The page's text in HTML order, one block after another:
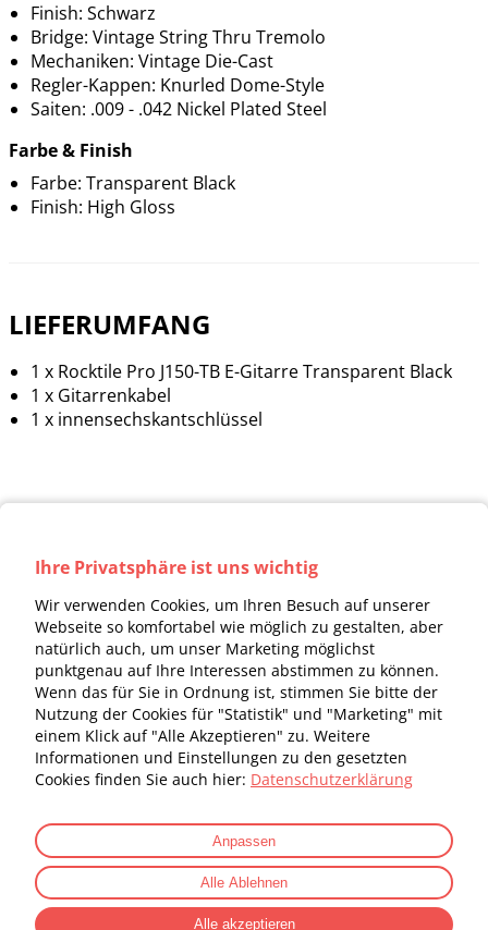
Ihre Privatsphäre ist uns wichtig
Wir verwenden Cookies, um Ihren Besuch auf unserer
Webseite so komfortabel wie möglich zu gestalten, aber
natürlich auch, um unser Marketing möglichst
punktgenau auf Ihre Interessen abstimmen zu können.
Wenn das für Sie in Ordnung ist, stimmen Sie bitte der
Nutzung der Cookies für "Statistik" und "Marketing" mit
einem Klick auf "Alle Akzeptieren" zu. Weitere
Informationen und Einstellungen zu den gesetzten
Cookies finden Sie auch hier: Datenschutzerklärung
Anpassen
Alle Ablehnen
Alle akzeptieren
Finish: Schwarz
Bridge: Vintage String Thru Tremolo
Mechaniken: Vintage Die-Cast
Regler-Kappen: Knurled Dome-Style
Saiten: .009 - .042 Nickel Plated Steel
Farbe & Finish
Farbe: Transparent Black
Finish: High Gloss
LIEFERUMFANG
1 x Rocktile Pro J150-TB E-Gitarre Transparent Black
1 x Gitarrenkabel
1 x innensechskantschlüssel
© 2026 Musikhaus Kirstein GmbH, Bernbeurener Str.
11, 86956 Schongau